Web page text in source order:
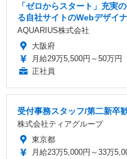
「ゼロからスタート」充実
る自社サイトのWebデザイ
AQUARIUS株式会社
大阪府
月給29万5,500円～50万円
正社員
受付事務スタッフ/第二新卒
株式会社ティアグループ
東京都
月給23万5,000円～33万